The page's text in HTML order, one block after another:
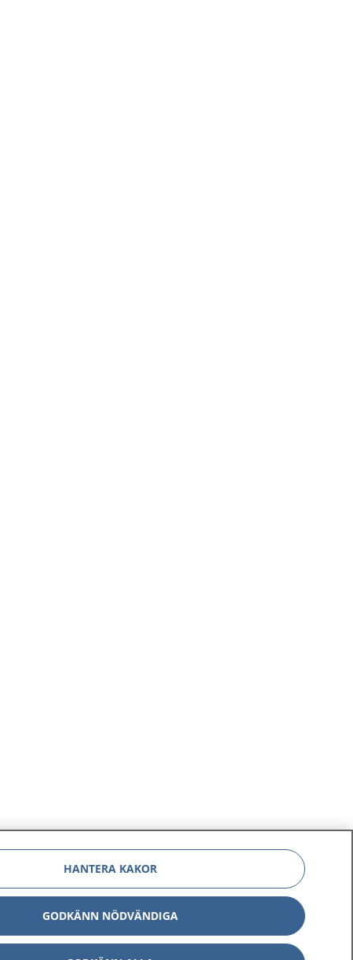
HANTERA KAKOR
GODKÄNN NÖDVÄNDIGA